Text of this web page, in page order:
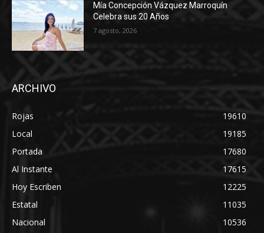
Mía Concepción Vázquez Marroquín
Celebra sus 20 Años
7 agosto, 2026
ARCHIVO
Rojas
19610
Local
19185
Portada
17680
Al Instante
17615
Hoy Escriben
12225
Estatal
11035
Nacional
10536